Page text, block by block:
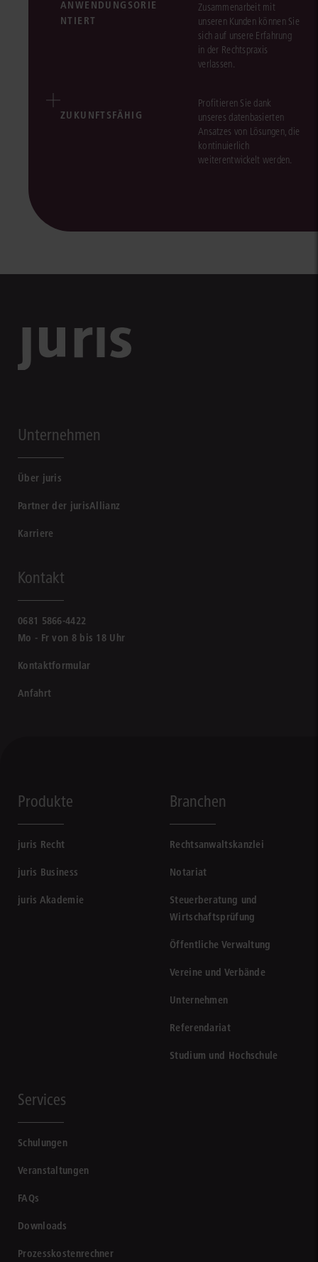
ANWENDUNGSORIE
NTIERT
Zusammenarbeit mit
unseren Kunden können Sie
sich auf unsere Erfahrung
in der Rechtspraxis
verlassen.
ZUKUNFTSFÄHIG
Profitieren Sie dank
unseres datenbasierten
Ansatzes von Lösungen, die
kontinuierlich
weiterentwickelt werden.
Unternehmen
Über juris
Partner der jurisAllianz
Karriere
Kontakt
0681 5866-4422
Mo - Fr von 8 bis 18 Uhr
Kontaktformular
Anfahrt
Produkte
juris Recht
juris Business
juris Akademie
Branchen
Rechtsanwaltskanzlei
Notariat
Steuerberatung und
Wirtschaftsprüfung
Öffentliche Verwaltung
Vereine und Verbände
Unternehmen
Referendariat
Studium und Hochschule
Services
Schulungen
Veranstaltungen
FAQs
Downloads
Prozesskostenrechner